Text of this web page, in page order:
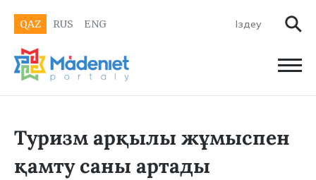
QAZ RUS ENG
Туризм арқылы жұмыспен
қамту саны артады